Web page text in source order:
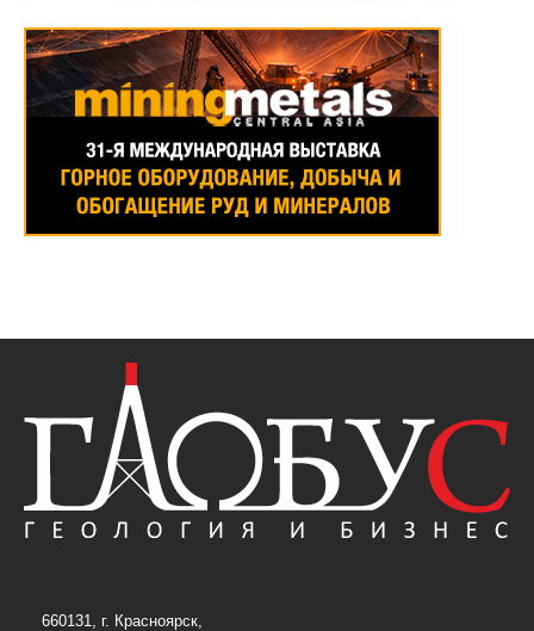
660131, г. Красноярск,